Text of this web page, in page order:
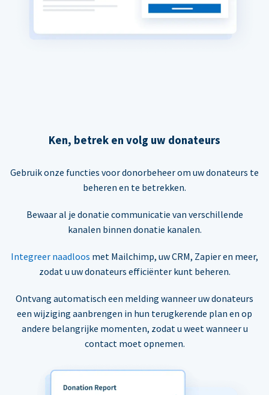
Ken, betrek en volg uw donateurs
Gebruik onze functies voor donorbeheer om uw donateurs te
beheren en te betrekken.
Bewaar al je donatie communicatie van verschillende
kanalen binnen donatie kanalen.
Integreer naadloos met Mailchimp, uw CRM, Zapier en meer,
zodat u uw donateurs efficiënter kunt beheren.
Ontvang automatisch een melding wanneer uw donateurs
een wijziging aanbrengen in hun terugkerende plan en op
andere belangrijke momenten, zodat u weet wanneer u
contact moet opnemen.